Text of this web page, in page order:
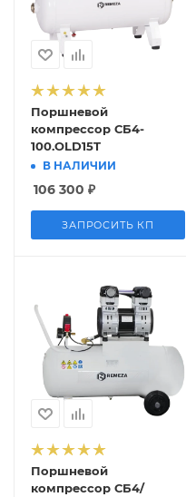
Поршневой
компрессор СБ4-
100.OLD15T
В НАЛИЧИИ
106 300 ₽
ЗАПРОСИТЬ КП
Поршневой
компрессор СБ4/